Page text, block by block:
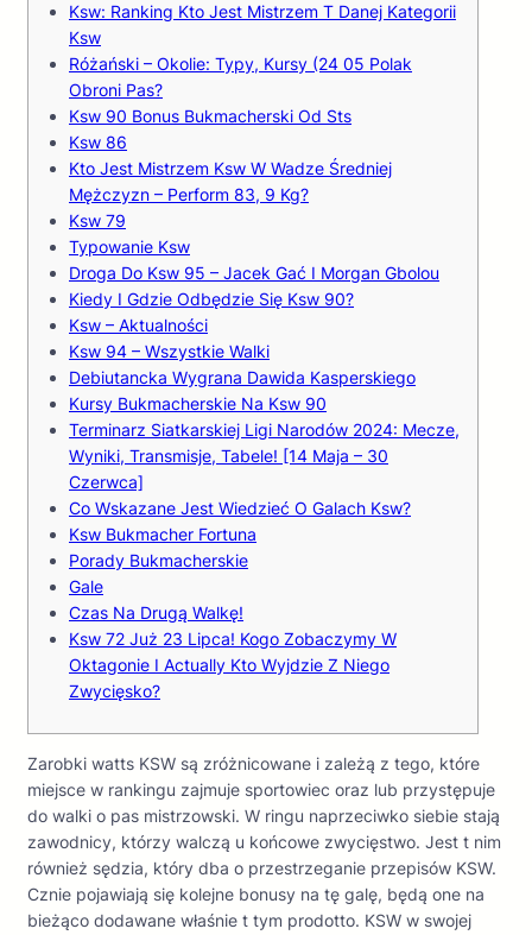
Ksw: Ranking Kto Jest Mistrzem T Danej Kategorii
Ksw
Różański – Okolie: Typy, Kursy (24 05 Polak
Obroni Pas?
Ksw 90 Bonus Bukmacherski Od Sts
Ksw 86
Kto Jest Mistrzem Ksw W Wadze Średniej
Mężczyzn – Perform 83, 9 Kg?
Ksw 79
Typowanie Ksw
Droga Do Ksw 95 – Jacek Gać I Morgan Gbolou
Kiedy I Gdzie Odbędzie Się Ksw 90?
Ksw – Aktualności
Ksw 94 – Wszystkie Walki
Debiutancka Wygrana Dawida Kasperskiego
Kursy Bukmacherskie Na Ksw 90
Terminarz Siatkarskiej Ligi Narodów 2024: Mecze,
Wyniki, Transmisje, Tabele! [14 Maja – 30
Czerwca]
Co Wskazane Jest Wiedzieć O Galach Ksw?
Ksw Bukmacher Fortuna
Porady Bukmacherskie
Gale
Czas Na Drugą Walkę!
Ksw 72 Już 23 Lipca! Kogo Zobaczymy W
Oktagonie I Actually Kto Wyjdzie Z Niego
Zwycięsko?
Zarobki watts KSW są zróżnicowane i zależą z tego, które
miejsce w rankingu zajmuje sportowiec oraz lub przystępuje
do walki o pas mistrzowski. W ringu naprzeciwko siebie stają
zawodnicy, którzy walczą u końcowe zwycięstwo. Jest t nim
również sędzia, który dba o przestrzeganie przepisów KSW.
Cznie pojawiają się kolejne bonusy na tę galę, będą one na
bieżąco dodawane właśnie t tym prodotto. KSW w swojej